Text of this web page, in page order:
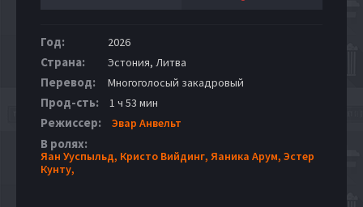
Год: 2026
Страна: Эстония, Литва
Перевод: Многоголосый закадровый
Прод-сть: 1 ч 53 мин
Режиссер: Эвар Анвельт
В ролях:
Яан Ууспыльд, Кристо Вийдинг, Яаника Арум, Эстер
Кунту,